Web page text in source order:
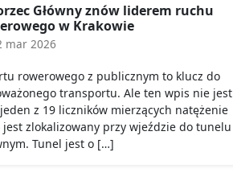
Główny znów liderem ruchu
w Krakowie
mar 2026
rowerowego z publicznym to klucz do
transportu. Ale ten wpis nie jest
z 19 liczników mierzących natężenie
zlokalizowany przy wjeździe do tunelu
Tunel jest o […]